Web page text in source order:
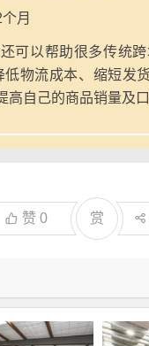
月
可以帮助很多传统
物流成本、缩短发
自己的商品销量及
赞 0 赏